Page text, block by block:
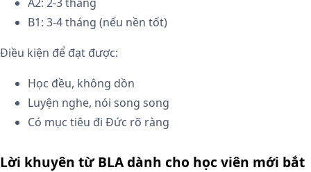
B1: 3-4 tháng (nếu nền tốt)
Điều kiện để đạt được:
Học đều, không dồn
Luyện nghe, nói song song
Có mục tiêu đi Đức rõ ràng
Lời khuyên từ BLA dành cho học viên mới bắt